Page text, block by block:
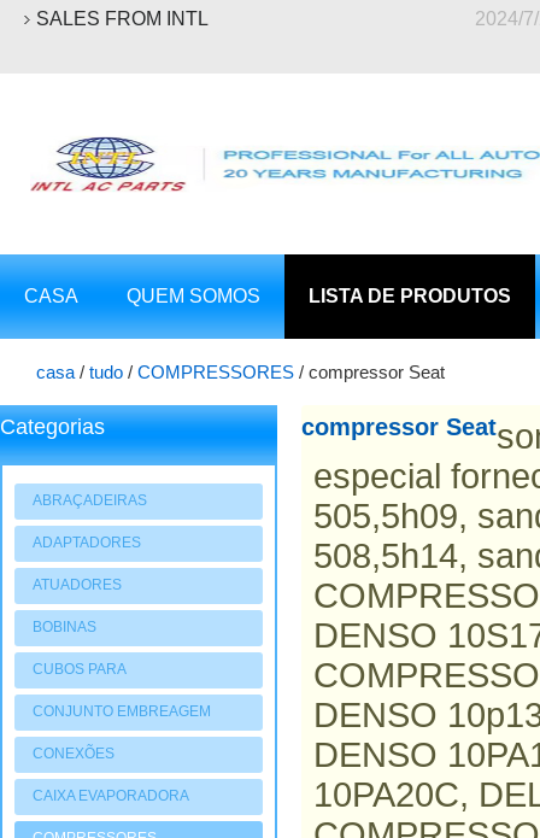
SALES FROM INTL 2024/
CASA QUEM SOMOS LISTA DE PRODUTOS
casa / tudo / COMPRESSORES / compressor Seat
Categorias
ABRAÇADEIRAS
ADAPTADORES
ATUADORES
PNEUMATIOCOS
BOBINAS
CUBOS PARA
COMPRESSORES
CONJUNTO EMBREAGEM
CONEXÕES
CAIXA EVAPORADORA
compressor Seat
especial
505,5h09,
508,5h14,
DENSO
DENSO
DENSO
10PA20C,